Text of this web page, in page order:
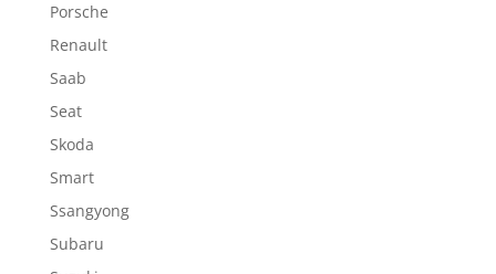
Porsche
Renault
Saab
Seat
Skoda
Smart
Ssangyong
Subaru